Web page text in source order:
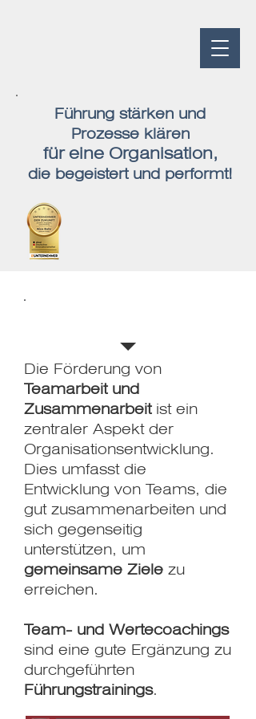
Führung stärken und
Prozesse klären
für eine Organisation,
die begeistert und performt!
Die Förderung von
Teamarbeit und
Zusammenarbeitist ein
zentraler Aspekt der
Organisationsentwicklung.
Dies umfasst die
Entwicklung von Teams, die
gut zusammenarbeiten und
sich gegenseitig
unterstützen, um
gemeinsame Ziele zu
erreichen.
Team- und Wertecoachings
sind eine gute Ergänzung zu
durchgeführten
Führungstrainings.